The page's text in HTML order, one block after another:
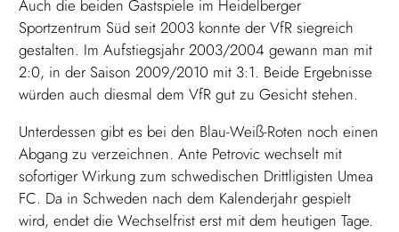
Auch die beiden Gastspiele im Heidelberger
Sportzentrum Süd seit 2003 konnte der VfR siegreich
gestalten. Im Aufstiegsjahr 2003/2004 gewann man mit
2:0, in der Saison 2009/2010 mit 3:1. Beide Ergebnisse
würden auch diesmal dem VfR gut zu Gesicht stehen.
Unterdessen gibt es bei den Blau-Weiß-Roten noch einen
Abgang zu verzeichnen. Ante Petrovic wechselt mit
sofortiger Wirkung zum schwedischen Drittligisten Umea
FC. Da in Schweden nach dem Kalenderjahr gespielt
wird, endet die Wechselfrist erst mit dem heutigen Tage.